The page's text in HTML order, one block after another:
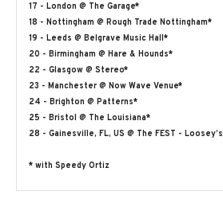
17 - London @ The Garage*
18 - Nottingham @ Rough Trade Nottingham*
19 - Leeds @ Belgrave Music Hall*
20 - Birmingham @ Hare & Hounds*
22 - Glasgow @ Stereo*
23 - Manchester @ Now Wave Venue*
24 - Brighton @ Patterns*
25 - Bristol @ The Louisiana*
28 - Gainesville, FL, US @ The FEST - Loosey’s
* with Speedy Ortiz